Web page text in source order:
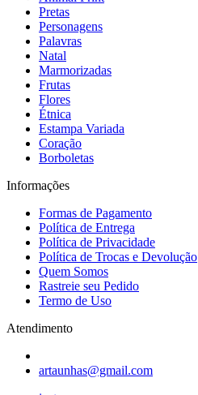
Pretas
Personagens
Palavras
Natal
Marmorizadas
Frutas
Flores
Étnica
Estampa Variada
Coração
Borboletas
Informações
Formas de Pagamento
Política de Entrega
Política de Privacidade
Política de Trocas e Devolução
Quem Somos
Rastreie seu Pedido
Termo de Uso
Atendimento
artaunhas@gmail.com